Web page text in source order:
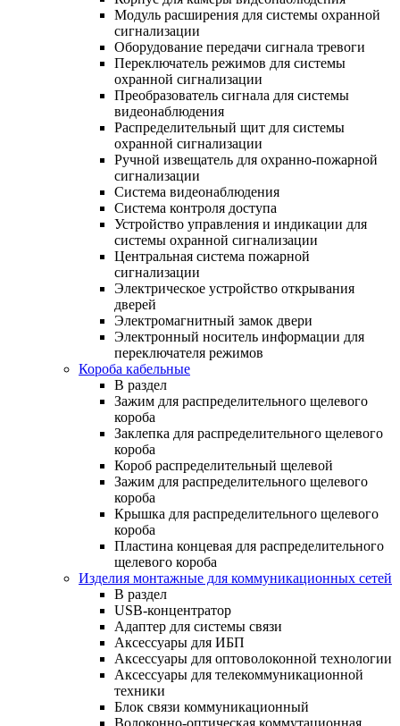
Модуль расширения для системы охранной
сигнализации
Оборудование передачи сигнала тревоги
Переключатель режимов для системы
охранной сигнализации
Преобразователь сигнала для системы
видеонаблюдения
Распределительный щит для системы
охранной сигнализации
Ручной извещатель для охранно-пожарной
сигнализации
Система видеонаблюдения
Система контроля доступа
Устройство управления и индикации для
системы охранной сигнализации
Центральная система пожарной
сигнализации
Электрическое устройство открывания
дверей
Электромагнитный замок двери
Электронный носитель информации для
переключателя режимов
Короба кабельные
В раздел
Зажим для распределительного щелевого
короба
Заклепка для распределительного щелевого
короба
Короб распределительный щелевой
Зажим для распределительного щелевого
короба
Крышка для распределительного щелевого
короба
Пластина концевая для распределительного
щелевого короба
Изделия монтажные для коммуникационных сетей
В раздел
USB-концентратор
Адаптер для системы связи
Аксессуары для ИБП
Аксессуары для оптоволоконной технологии
Аксессуары для телекоммуникационной
техники
Блок связи коммуникационный
Волоконно-оптическая коммутационная